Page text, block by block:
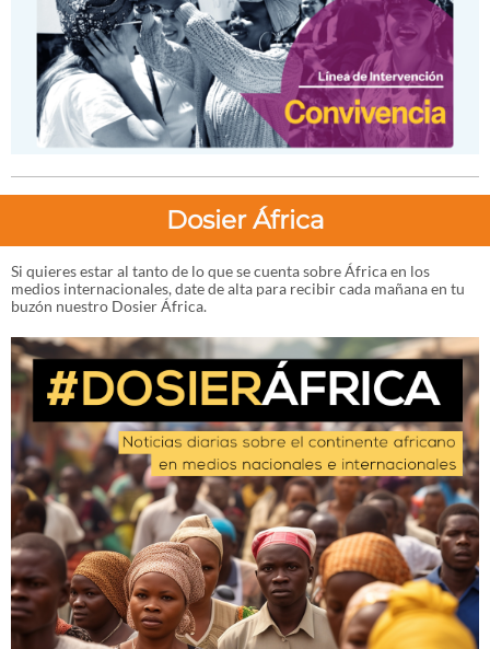
Dosier África
Si quieres estar al tanto de lo que se cuenta sobre África en los
medios internacionales, date de alta para recibir cada mañana en tu
buzón nuestro Dosier África.